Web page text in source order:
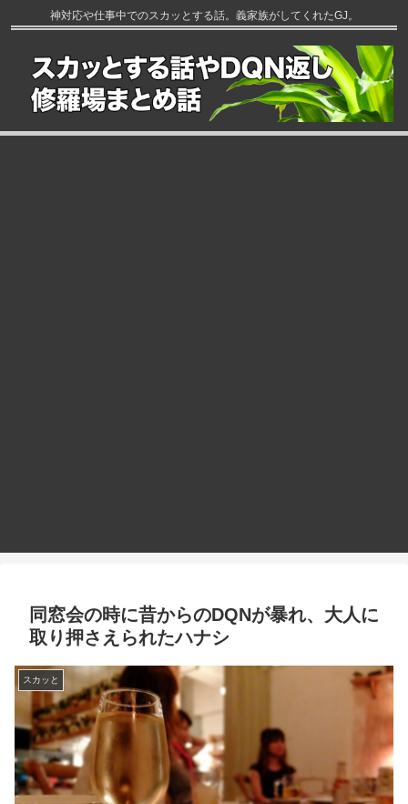
神対応や仕事中でのスカッとする話。義家族がしてくれたGJ。
同窓会の時に昔からのDQNが暴れ、大人に
取り押さえられたハナシ
スカッと